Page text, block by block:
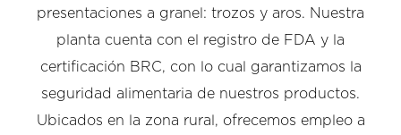
presentaciones a granel: trozos y aros. Nuestra
planta cuenta con el registro de FDA y la
certificación BRC, con lo cual garantizamos la
seguridad alimentaria de nuestros productos.
Ubicados en la zona rural, ofrecemos empleo a